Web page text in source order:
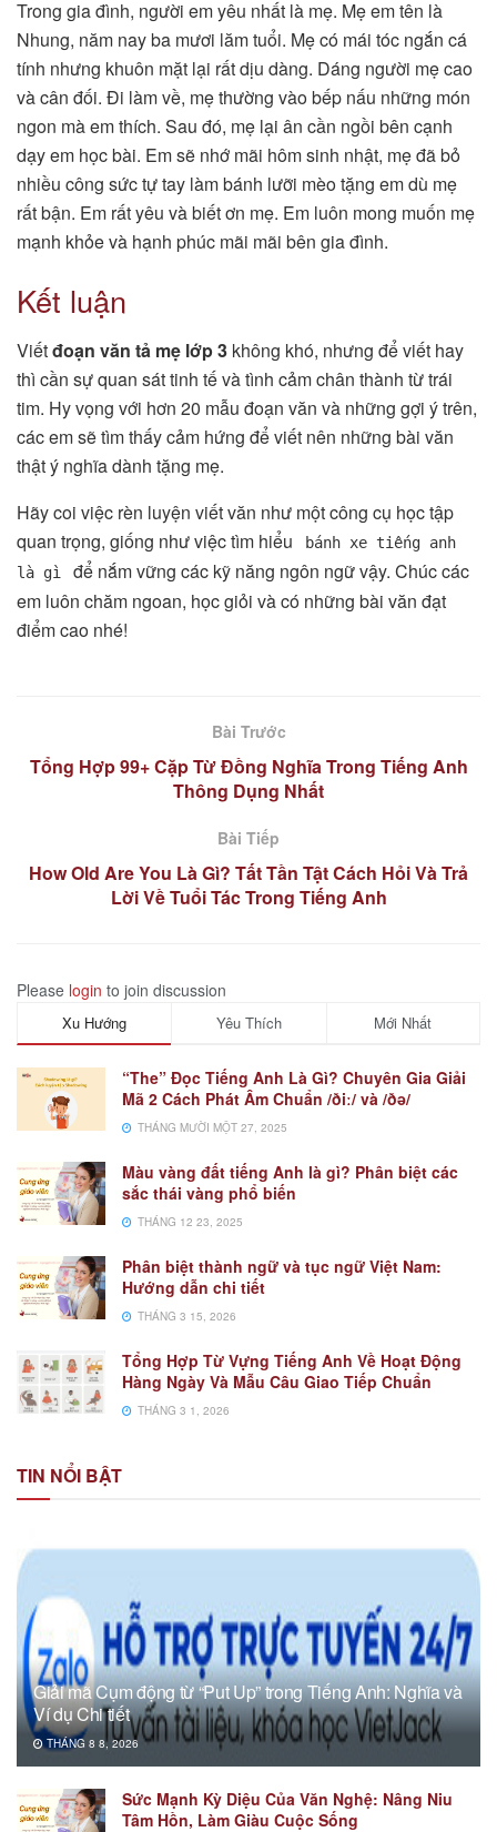
Trong gia đình, người em yêu nhất là mẹ. Mẹ em tên là
Nhung, năm nay ba mươi lăm tuổi. Mẹ có mái tóc ngắn cá
tính nhưng khuôn mặt lại rất dịu dàng. Dáng người mẹ cao
và cân đối. Đi làm về, mẹ thường vào bếp nấu những món
ngon mà em thích. Sau đó, mẹ lại ân cần ngồi bên cạnh
dạy em học bài. Em sẽ nhớ mãi hôm sinh nhật, mẹ đã bỏ
nhiều công sức tự tay làm bánh lưỡi mèo tặng em dù mẹ
rất bận. Em rất yêu và biết ơn mẹ. Em luôn mong muốn mẹ
mạnh khỏe và hạnh phúc mãi mãi bên gia đình.
Kết luận
Viếtđoạn văn tả mẹ lớp 3 không khó, nhưng để viết hay
thì cần sự quan sát tinh tế và tình cảm chân thành từ trái
tim. Hy vọng với hơn 20 mẫu đoạn văn và những gợi ý trên,
các em sẽ tìm thấy cảm hứng để viết nên những bài văn
thật ý nghĩa dành tặng mẹ.
Hãy coi việc rèn luyện viết văn như một công cụ học tập
quan trọng, giống như việc tìm hiểu
bánh xe tiếng anh
là gì
để nắm vững các kỹ năng ngôn ngữ vậy. Chúc các
em luôn chăm ngoan, học giỏi và có những bài văn đạt
điểm cao nhé!
Bài Trước
Tổng Hợp 99+ Cặp Từ Đồng Nghĩa Trong Tiếng Anh
Thông Dụng Nhất
Bài Tiếp
How Old Are You Là Gì? Tất Tần Tật Cách Hỏi Và Trả
Lời Về Tuổi Tác Trong Tiếng Anh
Please login to join discussion
Xu Hướng Yêu Thích Mới Nhất
“The” Đọc Tiếng Anh Là Gì? Chuyên Gia Giải
Mã 2 Cách Phát Âm Chuẩn /ðiː/ và /ðə/
THÁNG MƯỜI MỘT 27, 2025
Màu vàng đất tiếng Anh là gì? Phân biệt các
sắc thái vàng phổ biến
THÁNG 12 23, 2025
Phân biệt thành ngữ và tục ngữ Việt Nam:
Hướng dẫn chi tiết
THÁNG 3 15, 2026
Tổng Hợp Từ Vựng Tiếng Anh Về Hoạt Động
Hàng Ngày Và Mẫu Câu Giao Tiếp Chuẩn
THÁNG 3 1, 2026
TIN NỔI BẬT
Giải mã Cụm động từ “Put Up” trong Tiếng Anh: Nghĩa và
Ví dụ Chi tiết
THÁNG 8 8, 2026
Sức Mạnh Kỳ Diệu Của Văn Nghệ: Nâng Niu
Tâm Hồn, Làm Giàu Cuộc Sống